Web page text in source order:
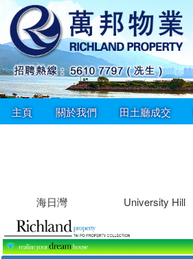
主頁 關於我們 田土廳成交
海日灣 University Hill